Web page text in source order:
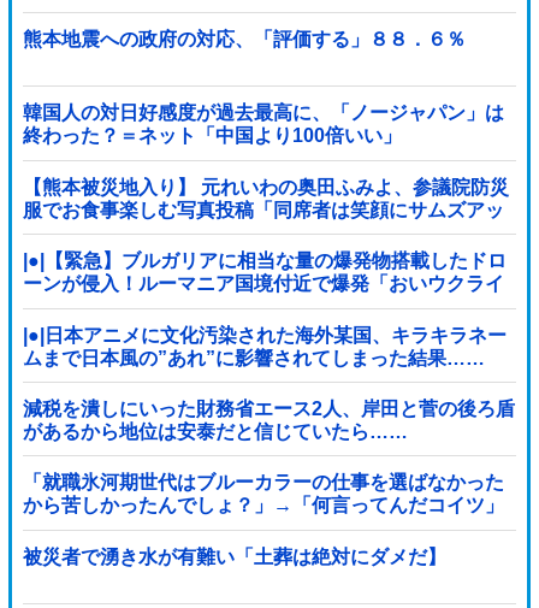
熊本地震への政府の対応、「評価する」８８．６％
韓国人の対日好感度が過去最高に、「ノージャパン」は
終わった？＝ネット「中国より100倍いい」
【熊本被災地入り】 元れいわの奥田ふみよ、参議院防災
服でお食事楽しむ写真投稿「同席者は笑顔にサムズアッ
プ」
|●|【緊急】ブルガリアに相当な量の爆発物搭載したドロ
ーンが侵入！ルーマニア国境付近で爆発「おいウクライ
ナ軍がよく使う機種だぞ」
|●|日本アニメに文化汚染された海外某国、キラキラネー
ムまで日本風の”あれ”に影響されてしまった結果……
減税を潰しにいった財務省エース2人、岸田と菅の後ろ盾
があるから地位は安泰だと信じていたら……
「就職氷河期世代はブルーカラーの仕事を選ばなかった
から苦しかったんでしょ？」→「何言ってんだコイツ」
の声、殺到
被災者で湧き水が有難い「土葬は絶対にダメだ】